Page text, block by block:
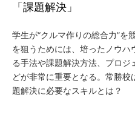
「課題解決」
学生が“クルマ作りの総合力”を
を狙うためには、培ったノウ
る手法や課題解決方法、プロ
どが非常に重要となる。常勝
題解決に必要なスキルとは？